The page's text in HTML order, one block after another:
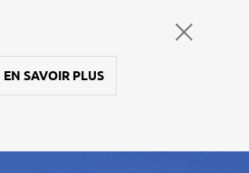
EN SAVOIR PLUS